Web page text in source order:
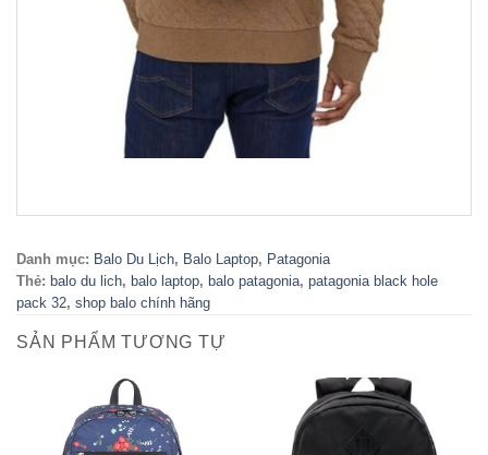
Danh mục: Balo Du Lịch, Balo Laptop, Patagonia
Thẻ: balo du lich, balo laptop, balo patagonia, patagonia black hole
pack 32, shop balo chính hãng
SẢN PHẨM TƯƠNG TỰ